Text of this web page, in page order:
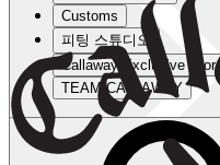
Customs
피팅 스튜디오
Callaway Exclusive Store
TEAM CALLAWAY